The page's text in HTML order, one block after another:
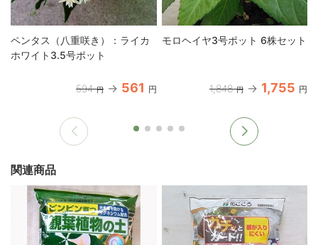
ペンタス（八重咲き）：ライカ
ホワイト3.5号ポット
594 円 561 円
モロヘイヤ3号ポット 6株セット
1,848 円 1,755 円
関連商品